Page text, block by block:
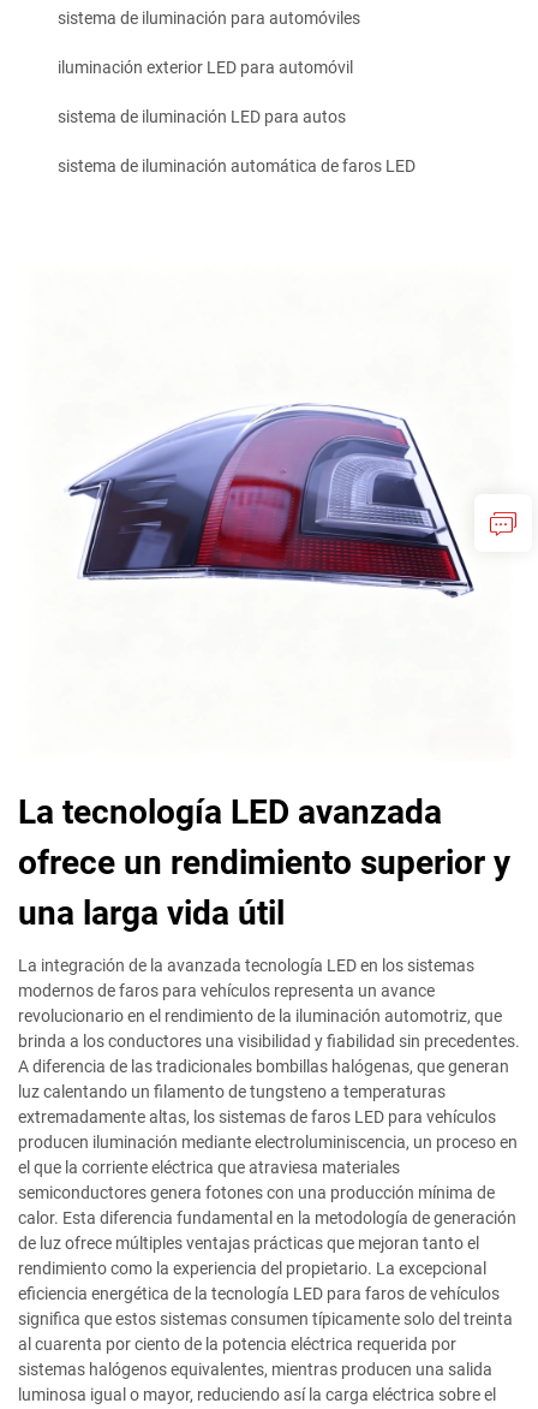
sistema de iluminación para automóviles
iluminación exterior LED para automóvil
sistema de iluminación LED para autos
sistema de iluminación automática de faros LED
La tecnología LED avanzada
ofrece un rendimiento superior y
una larga vida útil
La integración de la avanzada tecnología LED en los sistemas
modernos de faros para vehículos representa un avance
revolucionario en el rendimiento de la iluminación automotriz, que
brinda a los conductores una visibilidad y fiabilidad sin precedentes.
A diferencia de las tradicionales bombillas halógenas, que generan
luz calentando un filamento de tungsteno a temperaturas
extremadamente altas, los sistemas de faros LED para vehículos
producen iluminación mediante electroluminiscencia, un proceso en
el que la corriente eléctrica que atraviesa materiales
semiconductores genera fotones con una producción mínima de
calor. Esta diferencia fundamental en la metodología de generación
de luz ofrece múltiples ventajas prácticas que mejoran tanto el
rendimiento como la experiencia del propietario. La excepcional
eficiencia energética de la tecnología LED para faros de vehículos
significa que estos sistemas consumen típicamente solo del treinta
al cuarenta por ciento de la potencia eléctrica requerida por
sistemas halógenos equivalentes, mientras producen una salida
luminosa igual o mayor, reduciendo así la carga eléctrica sobre el